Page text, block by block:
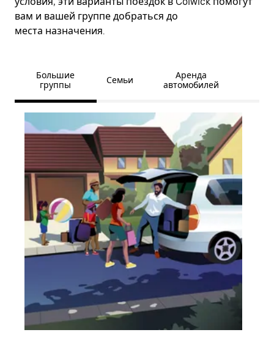
вам и вашей группе добраться до
места назначения.
Большие
группы
Семьи
Аренда
автомобилей